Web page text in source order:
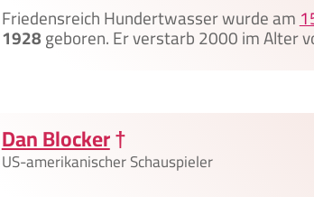
Friedensreich Hundertwasser wurde am
1928geboren. Er verstarb 2000 im Alter
Dan Blocker†
US-amerikanischer Schauspieler